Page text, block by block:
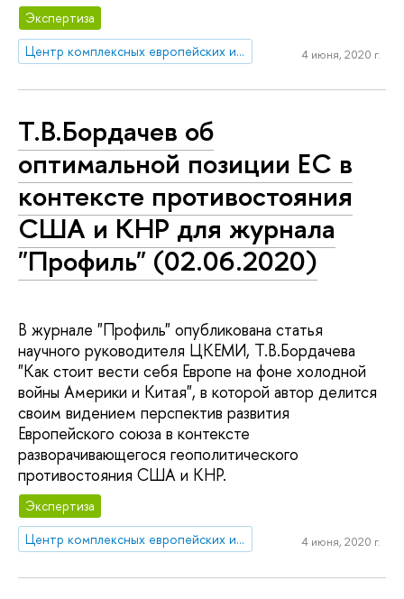
Экспертиза
Центр комплексных европейских и международных исследований (ЦКЕМИ)
4 июня, 2020 г.
Т.В.Бордачев об
оптимальной позиции ЕС в
контексте противостояния
США и КНР для журнала
"Профиль" (02.06.2020)
В журнале "Профиль" опубликована статья
научного руководителя ЦКЕМИ, Т.В.Бордачева
"Как стоит вести себя Европе на фоне холодной
войны Америки и Китая", в которой автор делится
своим видением перспектив развития
Европейского союза в контексте
разворачивающегося геополитического
противостояния США и КНР.
Экспертиза
Центр комплексных европейских и международных исследований (ЦКЕМИ)
4 июня, 2020 г.